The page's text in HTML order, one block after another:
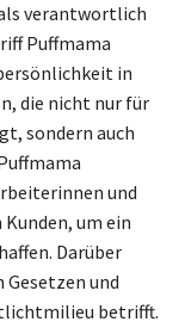
verantwortlich
Puffmama
in
die nicht nur für
sondern auch
und
um ein
Darüber
Gesetzen und
betrifft.